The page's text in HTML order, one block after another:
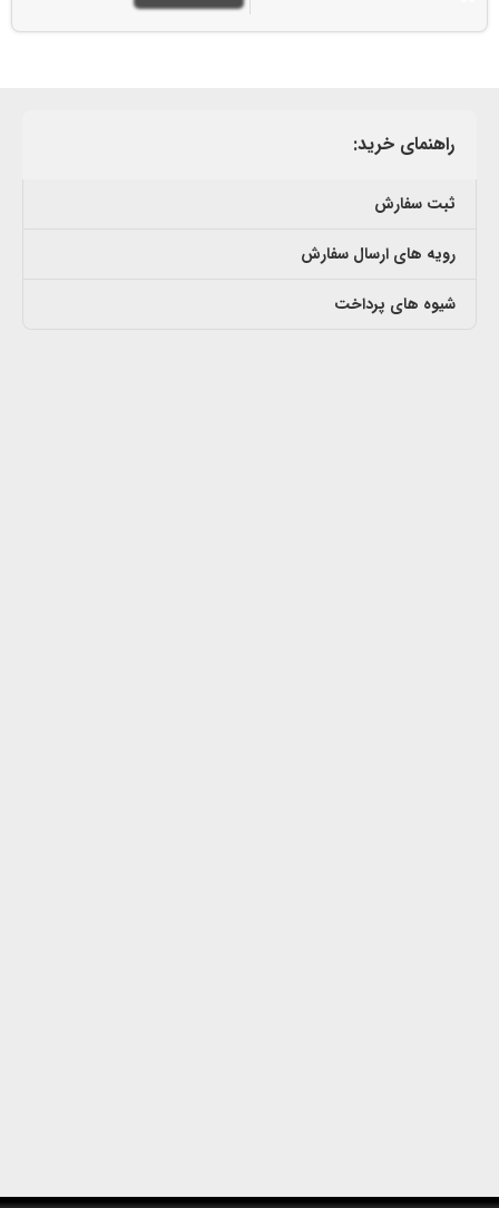
راهنمای خرید:
ثبت سفارش
رویه های ارسال سفارش
شیوه های پرداخت